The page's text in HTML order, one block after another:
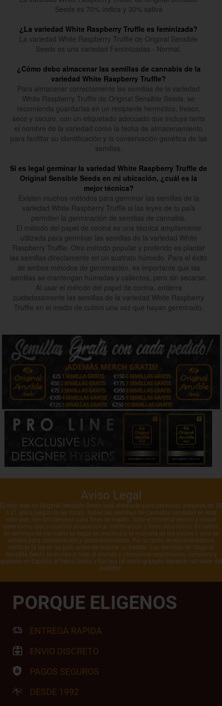
Seeds es 70% índica y 30% sativa
¿La variedad White Raspberry Truffle es feminizada?
La variedad White Raspberry Truffle de Original Sensible
Seeds es una variedad Feminizadas - Normal.
¿Cómo debo almacenar las semillas de cannabis de la
variedad White Raspberry Truffle?
Para almacenar correctamente las semillas de la variedad
White Raspberry Truffle de Original Sensible Seeds, se
recomienda guardarlas en un recipiente hermético, fresco,
seco y oscuro, con un etiquetado adecuado que incluya tanto
el nombre de la variedad como la fecha de almacenamiento
para facilitar su identificación y la conservación genética de las
semillas.
Si es legal germinar la variedad White Raspberry Truffle de
Original Sensible Seeds en mi ubicación, ¿cuál es la
mejor técnica?
Existen muchos métodos para germinar las semillas de la
variedad White Raspberry Truffle si las leyes de tu país
permiten la germinación de semillas de cannabis.
El método del papel de cocina es una técnica ampliamente
utilizada para germinar las semillas de la variedad White
Raspberry Truffle. Otro método popular y preferido es plantar
las semillas directamente en un sustrato húmedo. Para el éxito
de ambos métodos de germinación, es importante que las
semillas se mantengan húmedas y calientes, pero sin secarse.
Al usar el método del papel de cocina, entierra
cuidadosamente las semillas de la variedad White Raspberry
Truffle en el medio de cultivo una vez que hayan germinado.
Aviso Legal
El sitio web de Original Sensible Seeds está diseñado para personas mayores de 18
o 21 años (según la ley local). Todas las semillas de cannabis vendidas en este
sitio web son únicamente para fines de regalo. Todo el material escrito y visual
tiene como único objetivo proporcionar información y fines educativos. El cultivo
de semillas de cannabis es ilegal en muchos o la mayoría de los países y solo se
venden para conservación y almacenamiento. Por lo tanto, le recomendamos
verificar la ley en su país antes de realizar su pedido. Las semillas de Original
Sensible Seeds se envían a todo el mundo y ofrecemos seguimiento completo y
gratuito en España, el Reino Unido y Europa (el envío gratuito depende del valor del
pedido).
PORQUE ELIGENOS
ENTREGA RAPIDA
ENVIO DISCRETO
PAGOS SEGUROS
DESDE 1992